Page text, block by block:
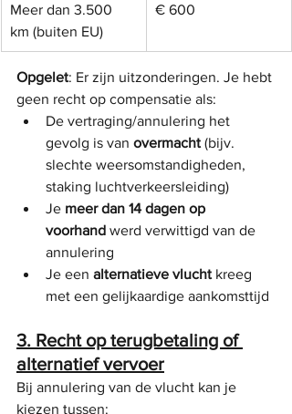
Meer dan 3.500
km (buiten EU)
€ 600
Opgelet: Er zijn uitzonderingen. Je hebt
geen recht op compensatie als:
De vertraging/annulering het
gevolg is van overmacht (bijv.
slechte weersomstandigheden,
staking luchtverkeersleiding)
Je meer dan 14 dagen op
voorhand werd verwittigd van de
annulering
Je een alternatieve vlucht kreeg
met een gelijkaardige aankomsttijd
3. Recht op terugbetaling of
alternatief vervoer
Bij annulering van de vlucht kan je
kiezen tussen: